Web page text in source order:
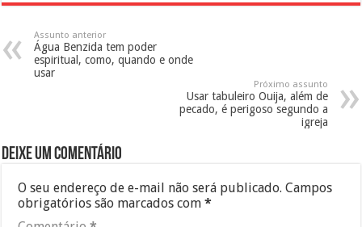
Assunto anterior
Água Benzida tem poder
espiritual, como, quando e onde
usar
Próximo assunto
Usar tabuleiro Ouija, além de
pecado, é perigoso segundo a
igreja
Deixe um comentário
O seu endereço de e-mail não será publicado. Campos
obrigatórios são marcados com*